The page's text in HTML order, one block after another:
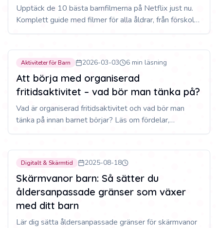
Upptäck de 10 bästa barnfilmerna på Netflix just nu.
Komplett guide med filmer för alla åldrar, från förskola
till tonår. Hitta perfekt familjeunderhållning idag.
Aktiviteter för Barn 2026-03-03 6 min läsning
Att börja med organiserad
fritidsaktivitet – vad bör man tänka på?
Vad är organiserad fritidsaktivitet och vad bör man
tänka på innan barnet börjar? Läs om fördelar,
utmaningar och praktiska tips för att välja rätt aktivitet.
Digitalt & Skärmtid 2025-08-18
Skärmvanor barn: Så sätter du
åldersanpassade gränser som växer
med ditt barn
Lär dig sätta åldersanpassade gränser för skärmvanor